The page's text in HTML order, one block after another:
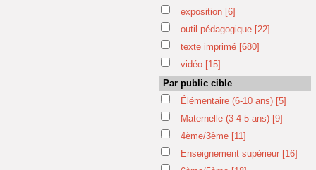
exposition [6]
outil pédagogique [22]
texte imprimé [680]
vidéo [15]
Par public cible
Élémentaire (6-10 ans) [5]
Maternelle (3-4-5 ans) [9]
4ème/3ème [11]
Enseignement supérieur [16]